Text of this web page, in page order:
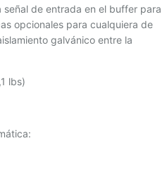
de entrada en el buffer para
opcionales para cualquiera de
galvánico entre la
lbs)